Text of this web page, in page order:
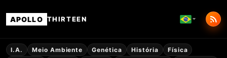
APOLLO THIRTEEN
I.A. Meio Ambiente Genética História
Física